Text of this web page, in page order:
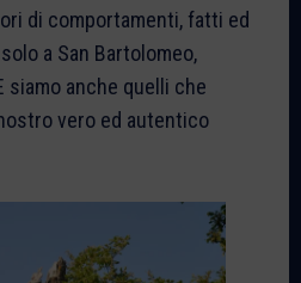
di comportamenti, fatti ed
a San Bartolomeo,
siamo anche quelli che
vero ed autentico